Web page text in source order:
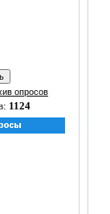
опросов
1124